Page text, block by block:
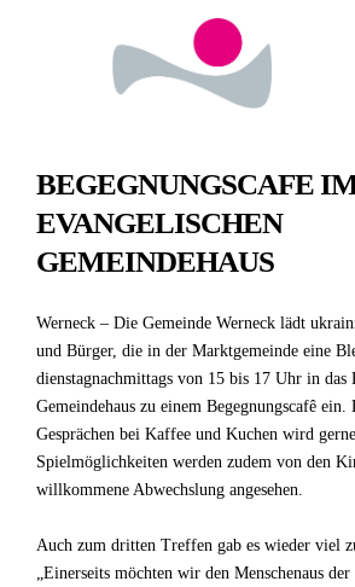
BEGEGNUNGSCAFE
EVANGELISCHEN
GEMEINDEHAUS
Werneck – Die Gemeinde Werneck lädt
und Bürger, die in der Marktgemeinde eine
dienstagnachmittags von 15 bis 17 Uhr in das
Gemeindehaus zu einem Begegnungscafê
Gesprächen bei Kaffee und Kuchen wird
Spielmöglichkeiten werden zudem von den
willkommene Abwechslung angesehen.
Auch zum dritten Treffen gab es wieder viel
„Einerseits möchten wir den Menschenaus